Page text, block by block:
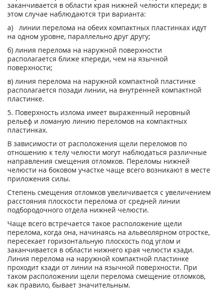
заканчивается в области края нижней челюсти кпереди; в
этом случае наблюдаются три варианта:
а) линии перелома на обеих компактных пластинках идут
на одном уровне, параллельно друг другу;
б) линия перелома на наружной поверхности
располагается ближе кпереди, чем на язычной
поверхности;
в) линия перелома на наружной компактной пластинке
располагается позади линии, на внутренней компактной
пластинке.
5. Поверхность излома имеет выраженный неровный
рельеф и ломаную линию переломов на компактных
пластинках.
В зависимости от расположения щели переломов по
отношению к телу челюсти могут наблюдаться различные
направления смещения отломков. Переломы нижней
челюсти на боковом участке чаще всего возникают в месте
приложения силы.
Степень смещения отломков увеличивается с увеличением
расстояния плоскости перелома от средней линии
подбородочного отдела нижней челюсти.
Чаще всего встречается такое расположение щели
перелома, когда она, начинаясь на альвеолярном отростке,
пересекает горизонтальную плоскость под углом и
заканчивается в области нижнего края челюсти кзади.
Линия перелома на наружной компактной пластинке
проходит кзади от линии на язычной поверхности. При
таком расположении щели перелома смещение отломков,
как правило, бывает значительным.